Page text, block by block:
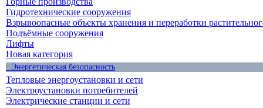
Гидротехнические сооружения
Взрывоопасные объекты хранения и переработки
Подъёмные сооружения
Лифты
Новая категория
· Энергетическая безопасность
Тепловые энергоустановки и сети
Электроустановки потребителей
Электрические станции и сети